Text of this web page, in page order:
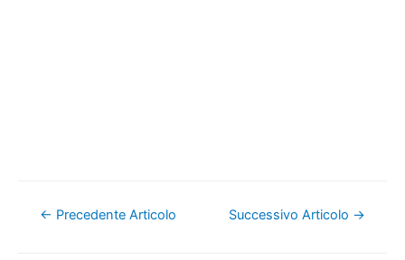
Navigazione
← Precedente Articolo Successivo Articolo →